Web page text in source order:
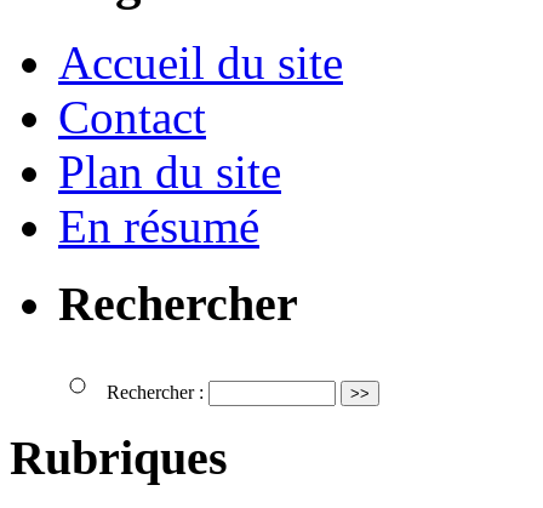
Accueil du site
Contact
Plan du site
En résumé
Rechercher
Rechercher :
Rubriques